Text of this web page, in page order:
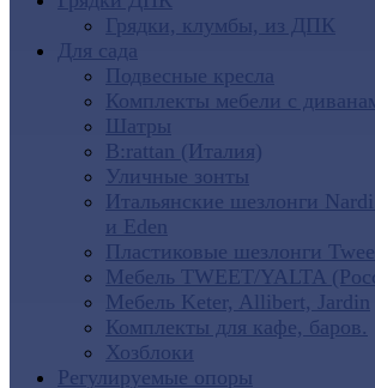
Грядки, клумбы, из ДПК
Для сада
Подвесные кресла
Комплекты мебели с
Шатры
B:rattan (Италия)
Уличные зонты
Итальянские шезлонги
и Eden
Пластиковые шезлонги
Мебель TWEET/YALTA
Мебель Keter, Allibert, Jardin
Комплекты для кафе, баров.
Хозблоки
Регулируемые опоры